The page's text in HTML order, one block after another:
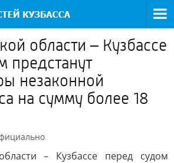
области – Кузбассе
предстанут
незаконной
на сумму более 18
– Кузбассе перед судом